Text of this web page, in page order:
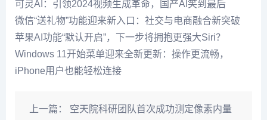
可灵AI：引领2024视频生成革命，国产AI笑到最后
微信“送礼物”功能迎来新入口：社交与电商融合新突破
苹果AI功能“默认开启”，下一步将拥抱更强大Siri？
Windows 11开始菜单迎来全新更新：操作更流畅，
iPhone用户也能轻松连接
上一篇： 空天院科研团队首次成功测定像素内量